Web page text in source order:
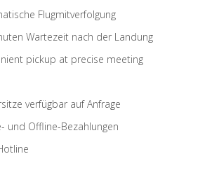
Flugmitverfolgung
Wartezeit nach der Landung
pickup at precise meeting
verfügbar auf Anfrage
und Offline-Bezahlungen